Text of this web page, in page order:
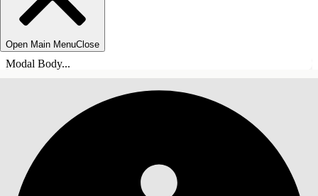
Open Main MenuClose
Modal Body...